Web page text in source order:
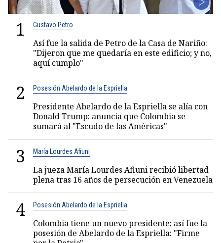
1 Gustavo Petro
Así fue la salida de Petro de la Casa de Nariño:
"Dijeron que me quedaría en este edificio; y no,
aquí cumplo"
2 Posesión Abelardo de la Espriella
Presidente Abelardo de la Espriella se alía con
Donald Trump: anuncia que Colombia se
sumará al "Escudo de las Américas"
3 María Lourdes Afiuni
La jueza María Lourdes Afiuni recibió libertad
plena tras 16 años de persecución en Venezuela
4 Posesión Abelardo de la Espriella
Colombia tiene un nuevo presidente; así fue la
posesión de Abelardo de la Espriella: "Firme